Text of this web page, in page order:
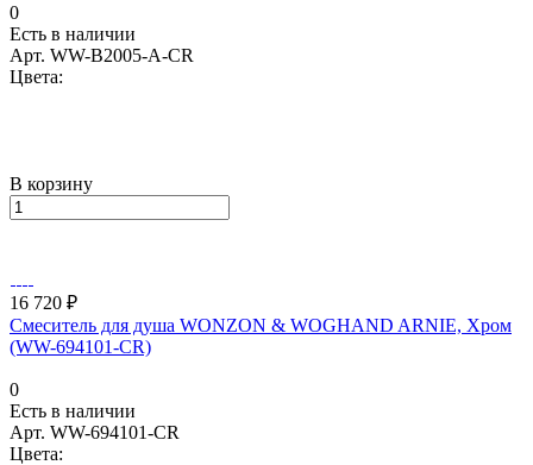
0
Есть в наличии
Арт. WW-B2005-A-CR
Цвета:
В корзину
16 720 ₽
Смеситель для душа WONZON & WOGHAND ARNIE, Хром
(WW-694101-CR)
0
Есть в наличии
Арт. WW-694101-CR
Цвета: